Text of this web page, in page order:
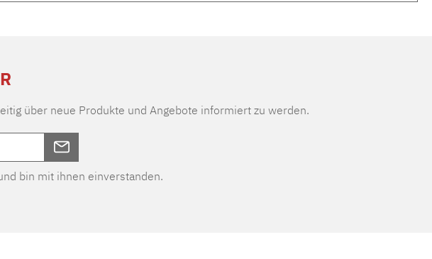
über neue Produkte und Angebote informiert zu werden.
bin mit ihnen einverstanden.